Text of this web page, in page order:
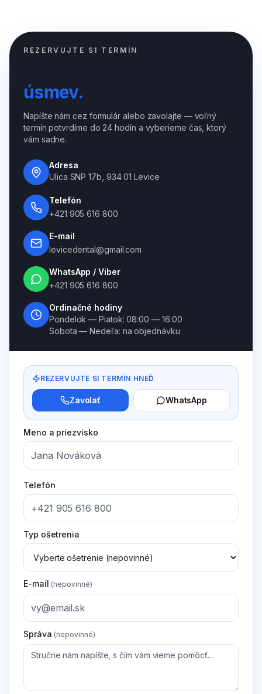
REZERVUJTE SI TERMÍN
úsmev.
Napíšte nám cez formulár alebo zavolajte — voľný
termín potvrdíme do 24 hodín a vyberieme čas, ktorý
vám sadne.
Adresa
Ulica SNP 17b, 934 01 Levice
Telefón
+421 905 616 800
E-mail
levicedental@gmail.com
WhatsApp / Viber
+421 905 616 800
Ordinačné hodiny
Pondelok — Piatok: 08:00 — 16:00
Sobota — Nedeľa: na objednávku
REZERVUJTE SI TERMÍN HNEĎ
Zavolať WhatsApp
Meno a priezvisko
Telefón
Typ ošetrenia
E-mail (nepovinné)
Správa (nepovinné)